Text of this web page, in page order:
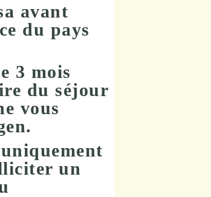
avant
du pays
3 mois
du séjour
vous
.
un